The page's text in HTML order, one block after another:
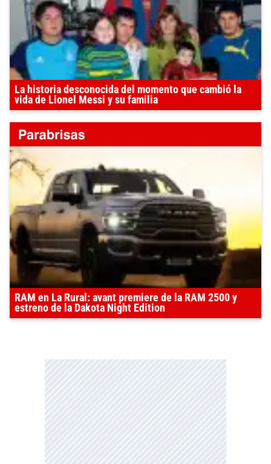
La historia desconocida del momento que cambió la
vida de Lionel Messi y su familia
RAM en La Rural: avant premiere de la RAM 2500 y
estreno de la Dakota Night Edition